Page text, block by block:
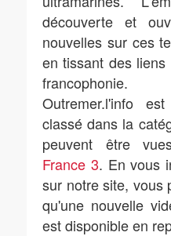
découverte et
nouvelles sur ces
en tissant des
francophonie.
Outremer.l'info
classé dans la
peuvent être
France 3. En vous
sur notre site, vous
qu'une nouvelle
est disponible en